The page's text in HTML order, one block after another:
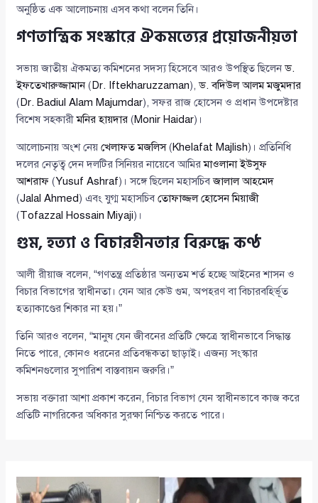
অনুষ্ঠিত এক আলোচনায় এসব কথা বলেন তিনি।
গণতান্ত্রিক সংস্কারে ঐকমত্যের প্রয়োজনীয়তা
সভায় জাতীয় ঐকমত্য কমিশনের সদস্য হিসেবে আরও উপস্থিত ছিলেনড.
ইফতেখারুজ্জামান( Dr. Iftekharuzzaman),ড. বদিউল আলম মজুমদার
( Dr. Badiul Alam Majumdar), সফর রাজ হোসেন ও প্রধান উপদেষ্টার
বিশেষ সহকারীমনির হায়দার (Monir Haidar)।
আলোচনায় অংশ নেয়খেলাফত মজলিস(Khelafat Majlish)। প্রতিনিধি
দলের নেতৃত্ব দেন দলটির সিনিয়র নায়েবে আমিরমাওলানা ইউসুফ
আশরাফ (Yusuf Ashraf)। সঙ্গে ছিলেন মহাসচিবজালাল আহমেদ
(Jalal Ahmed) এবং যুগ্ম মহাসচিবতোফাজ্জল হোসেন মিয়াজী
(Tofazzal Hossain Miyaji)।
গুম, হত্যা ও বিচারহীনতার বিরুদ্ধে কণ্ঠ
আলী রীয়াজ বলেন, “গণতন্ত্র প্রতিষ্ঠার অন্যতম শর্ত হচ্ছে আইনের শাসন ও
বিচার বিভাগের স্বাধীনতা। যেন আর কেউ গুম, অপহরণ বা বিচারবহির্ভূত
হত্যাকাণ্ডের শিকার না হয়।”
তিনি আরও বলেন, “মানুষ যেন জীবনের প্রতিটি ক্ষেত্রে স্বাধীনভাবে সিদ্ধান্ত
নিতে পারে, কোনও ধরনের প্রতিবন্ধকতা ছাড়াই। এজন্য সংস্কার
কমিশনগুলোর সুপারিশ বাস্তবায়ন জরুরি।”
সভায় বক্তারা আশা প্রকাশ করেন, বিচার বিভাগ যেন স্বাধীনভাবে কাজ করে
প্রতিটি নাগরিকের অধিকার সুরক্ষা নিশ্চিত করতে পারে।